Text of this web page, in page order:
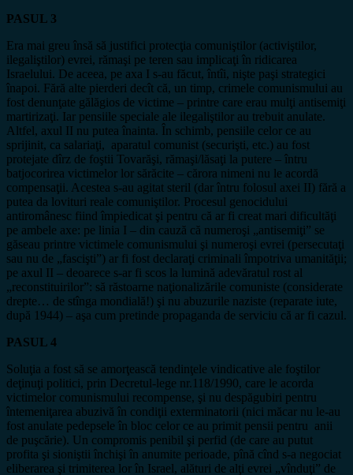
PASUL 3
Era mai greu însă să justifici protecţia comuniştilor (activiştilor,
ilegaliştilor) evrei, rămaşi pe teren sau implicaţi în ridicarea
Israelului. De aceea, pe axa I s-au făcut, întîi, nişte paşi strategici
înapoi. Fără alte pierderi decît că, un timp, crimele comunismului au
fost denunţate gălăgios de victime – printre care erau mulţi antisemiţi
martirizaţi. Iar pensiile speciale ale ilegaliştilor au trebuit anulate.
Altfel, axul II nu putea înainta. În schimb, pensiile celor ce au
sprijinit, ca salariaţi, aparatul comunist (securişti, etc.) au fost
protejate dîrz de foştii Tovarăşi, rămaşi/lăsaţi la putere – întru
batjocorirea victimelor lor sărăcite – cărora nimeni nu le acordă
compensaţii. Acestea s-au agitat steril (dar întru folosul axei II) fără a
putea da lovituri reale comuniştilor. Procesul genocidului
antiromânesc fiind împiedicat şi pentru că ar fi creat mari dificultăţi
pe ambele axe: pe linia I – din cauză că numeroşi „antisemiţi” se
găseau printre victimele comunismului şi numeroşi evrei (persecutaţi
sau nu de „fascişti”) ar fi fost declaraţi criminali împotriva umanităţii;
pe axul II – deoarece s-ar fi scos la lumină adevăratul rost al
„reconstituirilor”: să răstoarne naţionalizările comuniste (considerate
drepte… de stînga mondială!) şi nu abuzurile naziste (reparate iute,
după 1944) – aşa cum pretinde propaganda de serviciu că ar fi cazul.
PASUL 4
Soluţia a fost să se amorţească tendinţele vindicative ale foştilor
deţinuţi politici, prin Decretul-lege nr.118/1990, care le acorda
victimelor comunismului recompense, şi nu despăgubiri pentru
întemeniţarea abuzivă în condiţii exterminatorii (nici măcar nu le-au
fost anulate pedepsele în bloc celor ce au primit pensii pentru anii
de puşcărie). Un compromis penibil şi perfid (de care au putut
profita şi sioniştii închişi în anumite perioade, pînă cînd s-a negociat
eliberarea şi trimiterea lor în Israel, alături de alţi evrei „vînduţi” de